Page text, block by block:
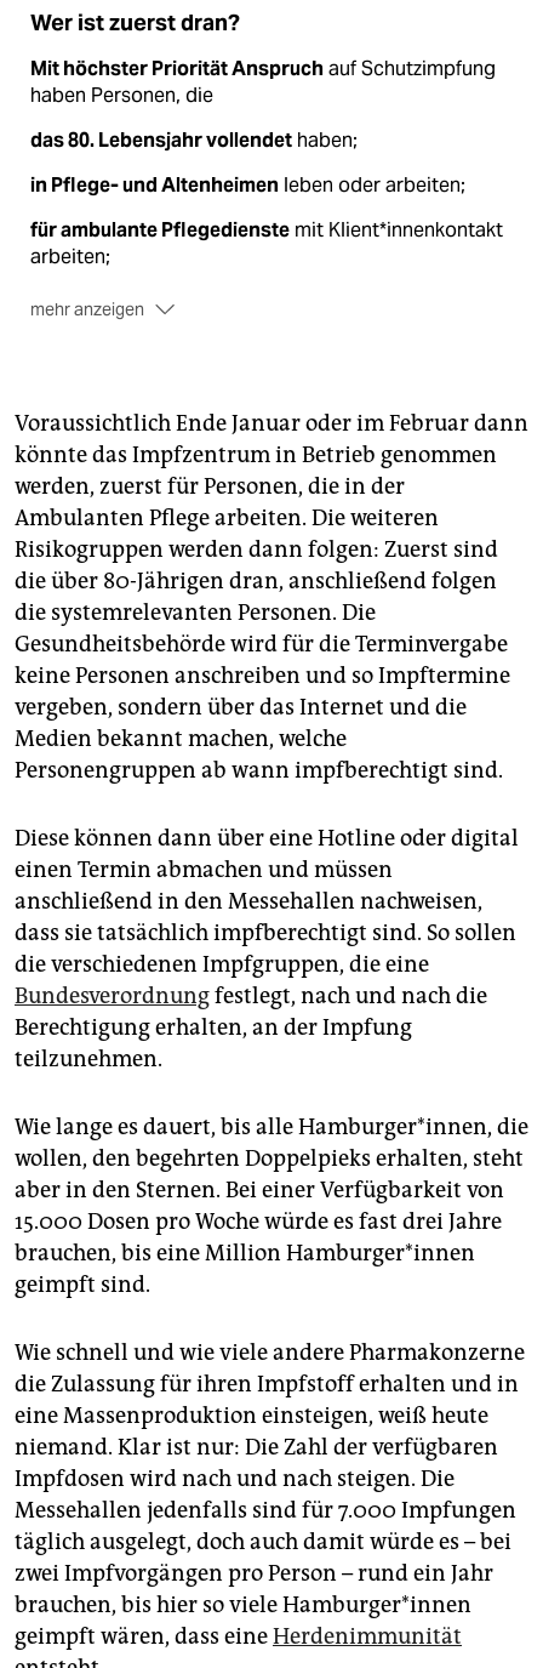
Wer ist zuerst dran?
Mit höchster Priorität Anspruchauf Schutzimpfung
haben Personen, die
das 80. Lebensjahr vollendet haben;
in Pflege- und Altenheimen leben oder arbeiten;
für ambulante Pflegedienste mit Klient*innenkontakt
arbeiten;
mehr anzeigen
oder selber einem sehr hohen Ansteckungssrisiko
ausgesetzt sind.
Voraussichtlich Ende Januar oder im Februar dann
könnte das Impfzentrum in Betrieb genommen
werden, zuerst für Personen, die in der
Ambulanten Pflege arbeiten. Die weiteren
Risikogruppen werden dann folgen: Zuerst sind
die über 80-Jährigen dran, anschließend folgen
die systemrelevanten Personen. Die
Gesundheitsbehörde wird für die Terminvergabe
keine Personen anschreiben und so Impftermine
vergeben, sondern über das Internet und die
Medien bekannt machen, welche
Personengruppen ab wann impfberechtigt sind.
Diese können dann über eine Hotline oder digital
einen Termin abmachen und müssen
anschließend in den Messehallen nachweisen,
dass sie tatsächlich impfberechtigt sind. So sollen
die verschiedenen Impfgruppen, die eine
Bundesverordnungfestlegt, nach und nach die
Berechtigung erhalten, an der Impfung
teilzunehmen.
Wie lange es dauert, bis alle Hamburger*innen, die
wollen, den begehrten Doppelpieks erhalten, steht
aber in den Sternen. Bei einer Verfügbarkeit von
15.000 Dosen pro Woche würde es fast drei Jahre
brauchen, bis eine Million Hamburger*innen
geimpft sind.
Wie schnell und wie viele andere Pharmakonzerne
die Zulassung für ihren Impfstoff erhalten und in
eine Massenproduktion einsteigen, weiß heute
niemand. Klar ist nur: Die Zahl der verfügbaren
Impfdosen wird nach und nach steigen. Die
Messehallen jedenfalls sind für 7.000 Impfungen
täglich ausgelegt, doch auch damit würde es – bei
zwei Impfvorgängen pro Person – rund ein Jahr
brauchen, bis hier so viele Hamburger*innen
geimpft wären, dass eineHerden­immunität